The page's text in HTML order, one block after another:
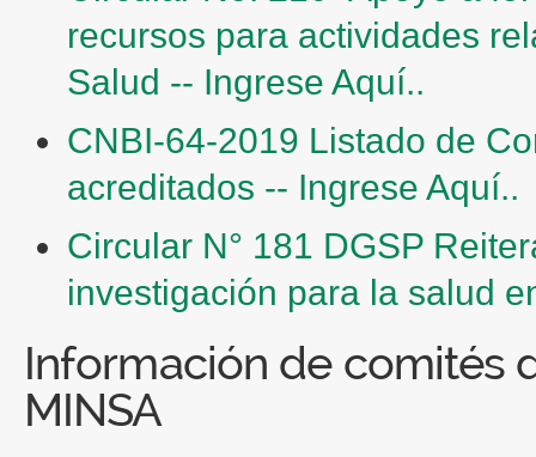
recursos para actividades
Salud -- Ingrese Aquí..
CNBI-64-2019 Listado de
acreditados -- Ingrese Aquí..
Circular N° 181 DGSP
investigación para la salud
Información de comités
MINSA